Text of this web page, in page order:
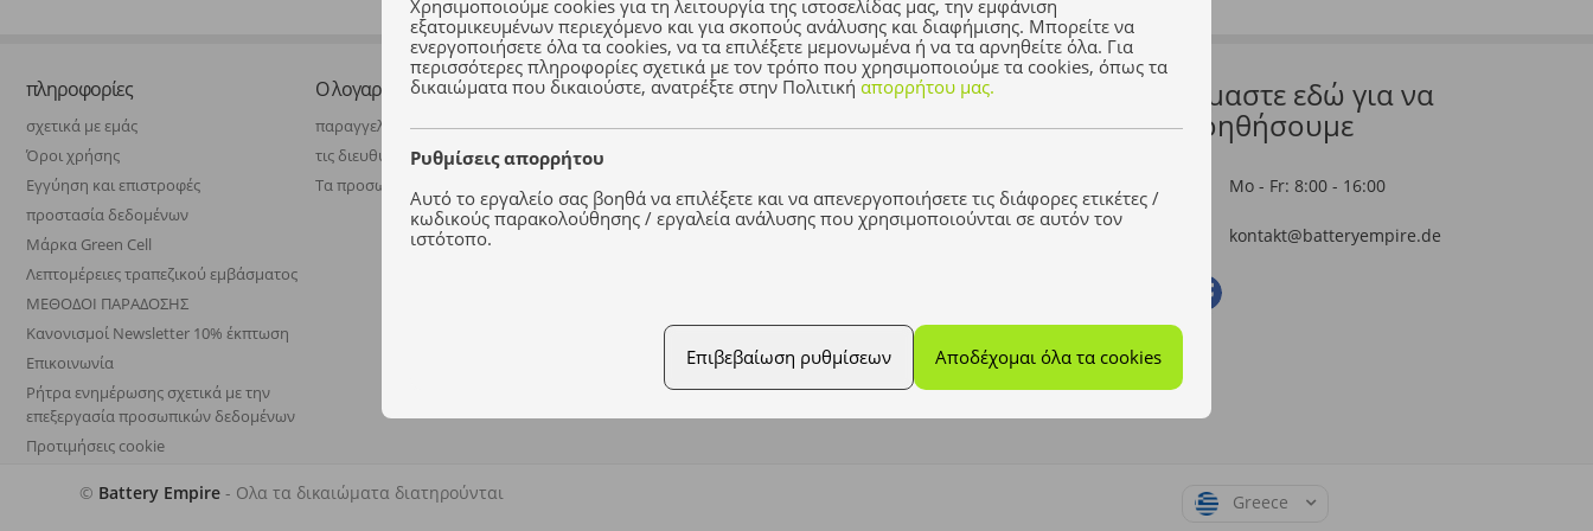
Χρησιμοποιούμε cookies για τη λειτουργία της ιστοσελίδας μας, την εμφάνιση
εξατομικευμένων περιεχόμενο και για σκοπούς ανάλυσης και διαφήμισης. Μπορείτε να
ενεργοποιήσετε όλα τα cookies, να τα επιλέξετε μεμονωμένα ή να τα αρνηθείτε όλα. Για
περισσότερες πληροφορίες σχετικά με τον τρόπο που χρησιμοποιούμε τα cookies, όπως τα
δικαιώματα που δικαιούστε, ανατρέξτε στην Πολιτική απορρήτου μας.
Ρυθμίσεις απορρήτου
Αυτό το εργαλείο σας βοηθά να επιλέξετε και να απενεργοποιήσετε τις διάφορες ετικέτες /
κωδικούς παρακολούθησης / εργαλεία ανάλυσης που χρησιμοποιούνται σε αυτόν τον
ιστότοπο.
Επιβεβαίωση ρυθμίσεων Αποδέχομαι όλα τα cookies
Είμαστε εδώ για να
βοηθήσουμε
Mo - Fr: 8:00 - 16:00
kontakt@batteryempire.de
πληροφορίες
σχετικά με εμάς
Όροι χρήσης
Εγγύηση και επιστροφές
προστασία δεδομένων
Μάρκα Green Cell
Λεπτομέρειες τραπεζικού εμβάσματος
ΜΕΘΟΔΟΙ ΠΑΡΑΔΟΣΗΣ
Κανονισμοί Newsletter 10% έκπτωση
Επικοινωνία
Ρήτρα ενημέρωσης σχετικά με την
επεξεργασία προσωπικών δεδομένων
Προτιμήσεις cookie
Ο λογαριασμός μου
παραγγελία σας
τις διευθύνσεις σας
Τα προσωπικά σας στοιχεία
μέθοδοι πληρωμής
© Battery Empire - Ολα τα δικαιώματα διατηρούνται Greece